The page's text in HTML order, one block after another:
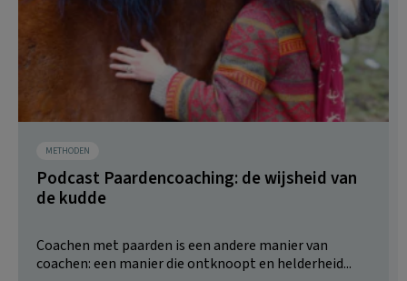
METHODEN
Podcast Paardencoaching: de wijsheid van
de kudde
Coachen met paarden is een andere manier van
coachen: een manier die ontknoopt en helderheid...